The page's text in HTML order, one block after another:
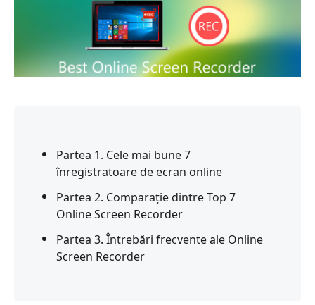
Partea 1. Cele mai bune 7
înregistratoare de ecran online
Partea 2. Comparație dintre Top 7
Online Screen Recorder
Partea 3. Întrebări frecvente ale Online
Screen Recorder